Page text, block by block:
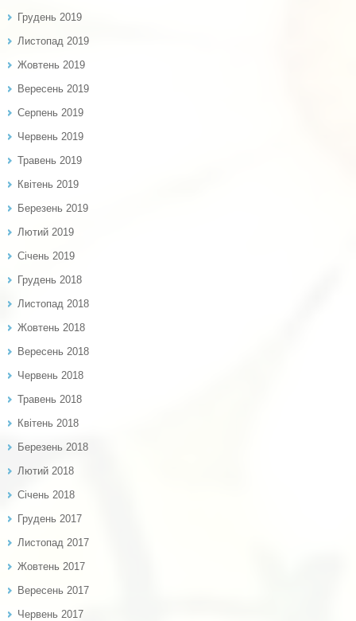
Грудень 2019
Листопад 2019
Жовтень 2019
Вересень 2019
Серпень 2019
Червень 2019
Травень 2019
Квітень 2019
Березень 2019
Лютий 2019
Січень 2019
Грудень 2018
Листопад 2018
Жовтень 2018
Вересень 2018
Червень 2018
Травень 2018
Квітень 2018
Березень 2018
Лютий 2018
Січень 2018
Грудень 2017
Листопад 2017
Жовтень 2017
Вересень 2017
Червень 2017